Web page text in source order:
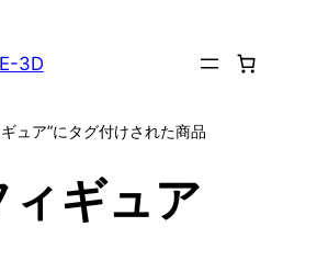
3D
ュア”にタグ付けされた商品
ィギュア